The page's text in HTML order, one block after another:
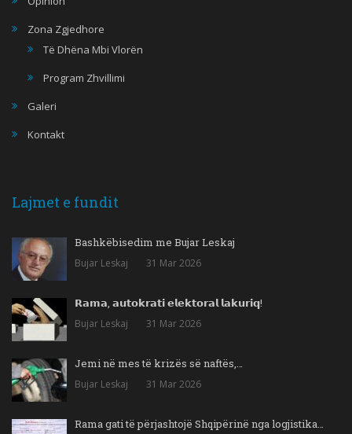
Zona Zgjedhore
Të Dhëna Mbi Vlorën
Program Zhvillimi
Galeri
Kontakt
Lajmet e fundit
Bashkëbisedim me Bujar Leskaj
Bujar Leskaj 31 Mar 2026
𝗥𝗮𝗺𝗮, 𝗮𝘂𝘁𝗼𝗸𝗿𝗮𝘁𝗶 𝗲𝗹𝗲𝗸𝘁𝗼𝗿𝗮𝗹 𝗹𝗮𝗸𝘂𝗿𝗶𝗾!
Bujar Leskaj 31 Mar 2026
Jemi në mes të krizës së naftës,…
Bujar Leskaj 31 Mar 2026
Rama gati të përjashtojë Shqipërinë nga logjistika…